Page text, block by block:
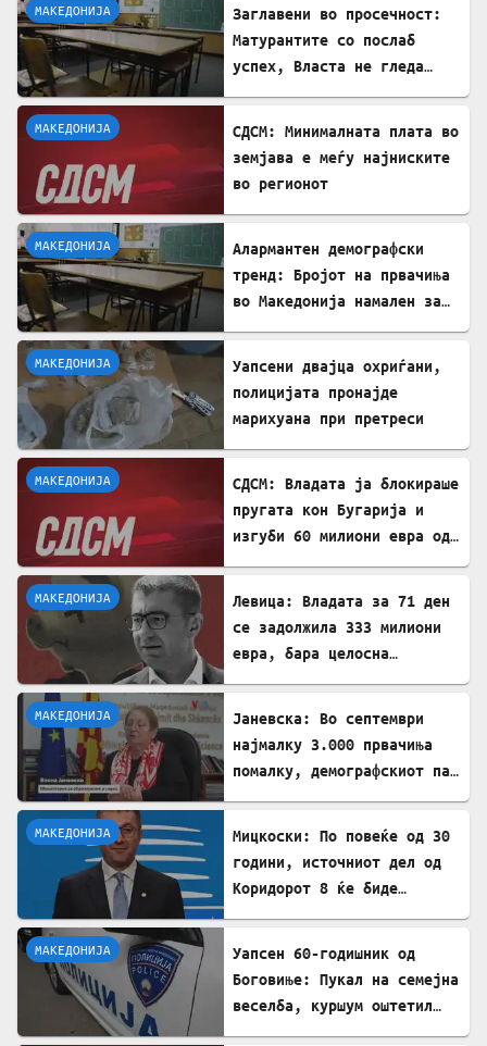
МАКЕДОНИЈА
Заглавени во просечност:
Матурантите со послаб
успех, Власта не гледа
МАКЕДОНИЈА
СДСМ: Минималната плата во
земјава е меѓу најниските
во регионот
МАКЕДОНИЈА
Алармантен демографски
тренд: Бројот на првачиња
во Македонија намален за
МАКЕДОНИЈА
Уапсени двајца охриѓани,
полицијата пронајде
марихуана при претреси
МАКЕДОНИЈА
СДСМ: Владата ја блокираше
пругата кон Бугарија и
изгуби 60 милиони евра од
МАКЕДОНИЈА
Левица: Владата за 71 ден
се задолжила 333 милиони
евра, бара целосна
МАКЕДОНИЈА
Јаневска: Во септември
најмалку 3.000 првачиња
помалку, демографскиот пад
МАКЕДОНИЈА
Мицкоски: По повеќе од 30
години, источниот дел од
Коридорот 8 ќе биде
МАКЕДОНИЈА
Уапсен 60-годишник од
Боговиње: Пукал на семејна
веселба, куршум оштетил